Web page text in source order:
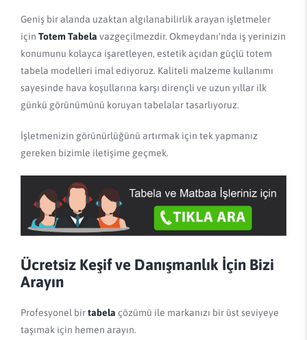
Geniş bir alanda uzaktan algılanabilirlik arayan işletmeler
için Totem Tabela vazgeçilmezdir. Okmeydanı'nda iş yerinizin
konumunu kolayca işaretleyen, estetik açıdan güçlü totem
tabela modelleri imal ediyoruz. Kaliteli malzeme kullanımı
sayesinde hava koşullarına karşı dirençli ve uzun yıllar ilk
günkü görünümünü koruyan tabelalar tasarlıyoruz.
İşletmenizin görünürlüğünü artırmak için tek yapmanız
gereken bizimle iletişime geçmek.
Ücretsiz Keşif ve Danışmanlık İçin Bizi
Arayın
Profesyonel birtabela çözümü ile markanızı bir üst seviyeye
taşımak için hemen arayın.